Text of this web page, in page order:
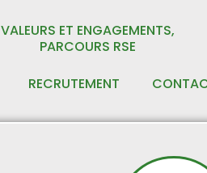
VALEURS ET ENGAGEMENTS,
PARCOURS RSE
RECRUTEMENT